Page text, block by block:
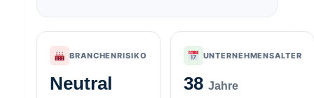
BRANCHENRISIKO
Neutral
UNTERNEHMENSALTER
38 Jahre